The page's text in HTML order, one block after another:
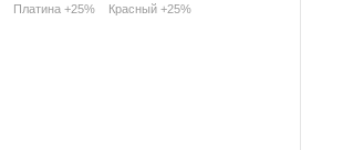
Платина +25% Красный +25%